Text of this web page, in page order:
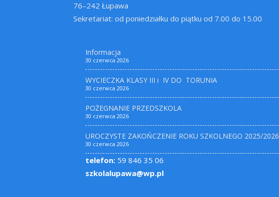
76–242 Łupawa
Sekretariat: od poniedziałku do piątku od 7.00 do 15.00
Informacja
30 czerwca 2026
WYCIECZKA KLASY III i IV DO TORUNIA
30 czerwca 2026
POŻEGNANIE PRZEDSZKOLA
30 czerwca 2026
UROCZYSTE ZAKOŃCZENIE ROKU SZKOLNEGO 2025/2026
30 czerwca 2026
telefon: 59 846 35 06
szkolalupawa@wp.pl